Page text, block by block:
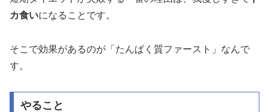
カ食いになることです。
そこで効果があるのが「たんぱく質ファースト」なんで
す。
やること